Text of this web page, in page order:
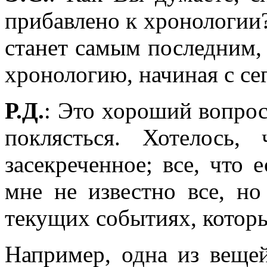
прибавлено к
станет самым
хронологию, начиная с
Р.Д.: Это хороший
поклясться.
засекреченное; все,
мне не известно все,
текущих событиях,
Например, одна из